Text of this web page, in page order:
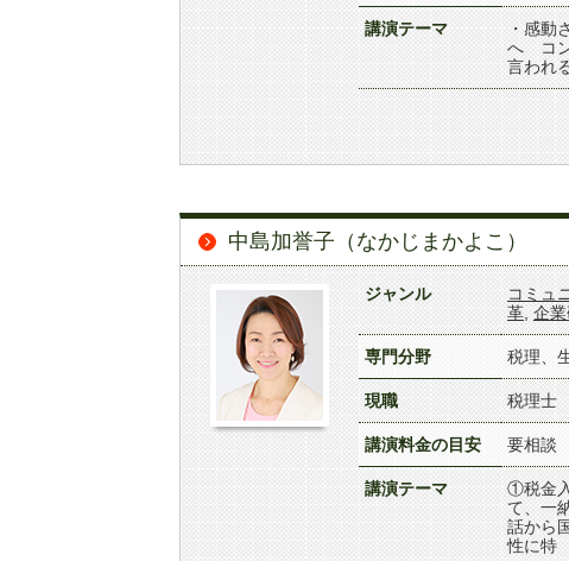
講演テーマ
・感動
へ コン
言われ
中島加誉子（なかじまかよこ）
ジャンル コミュ
革 企
専門分野 税理、
現職 税理士
講演料金の目安 要相談
講演テーマ
①税金
て、一
話から
性に特